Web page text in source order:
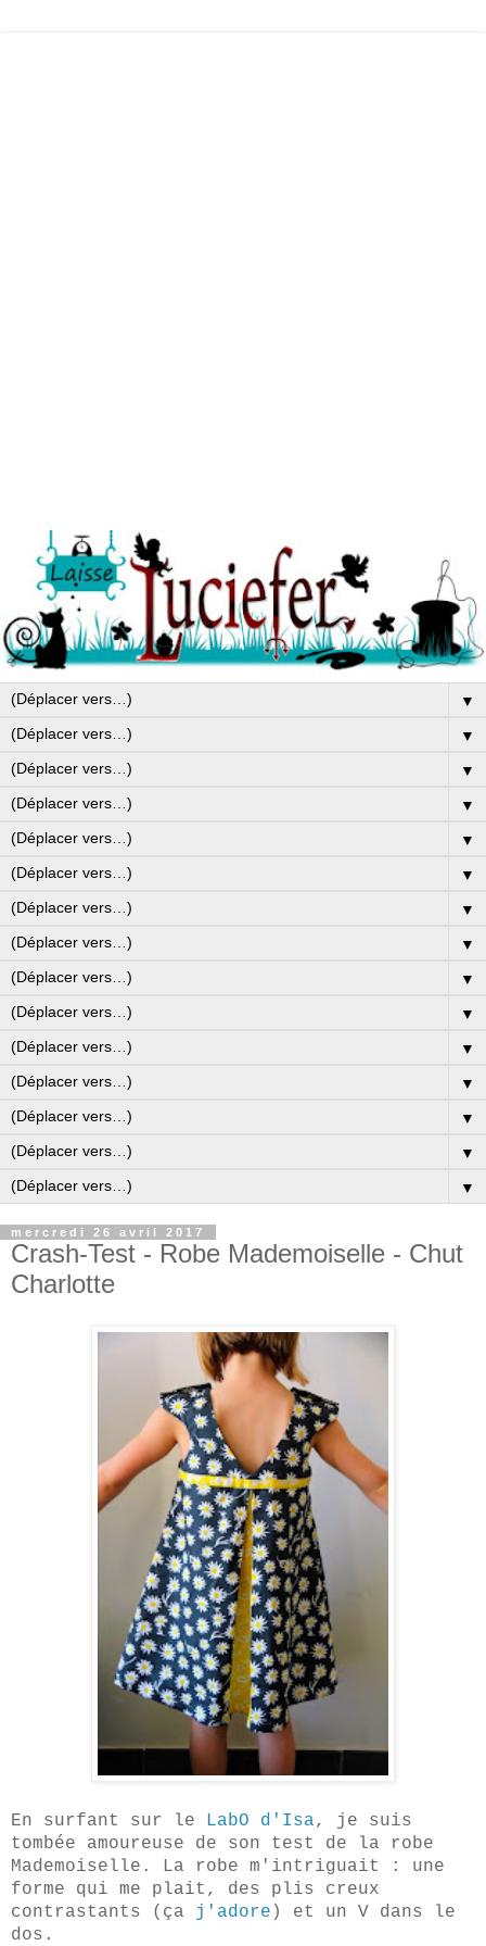
▼
▼
▼
▼
▼
▼
▼
▼
▼
▼
▼
▼
▼
▼
▼
mercredi 26 avril 2017
Crash-Test - Robe Mademoiselle - Chut
Charlotte
En surfant sur le LabO d'Isa, je suis
tombée amoureuse de son test de la robe
Mademoiselle. La robe m'intriguait : une
forme qui me plait, des plis creux
contrastants (ça
j'adore ) et un V dans le
dos.